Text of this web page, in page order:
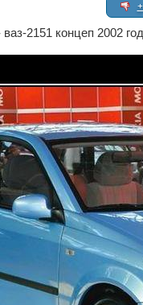
концеп 2002